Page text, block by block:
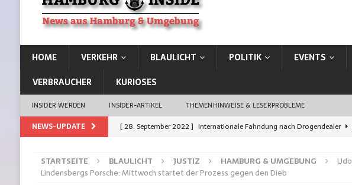
HOME VERKEHR BLAULICHT POLITIK EVENTS
VERBRAUCHER
KURIOSES
INSIDER WERDEN INSIDER-ARTIKEL THEMENHINWEISE & LESERPROBLEME
NEWS-UPDATE [ 28. September 2022 ] Internationale Fahndung nach Drogendealer
[ 21. September 2022 ] Auffahrunfall: Sicherungsanhänger übersehen
STARTSEITE BLAULICHT JUSTIZ HAMBURG & UMGEBUNG
Udo
Lindensbergs Porsche: Mittwoch startet der Prozess gegen den Dieb